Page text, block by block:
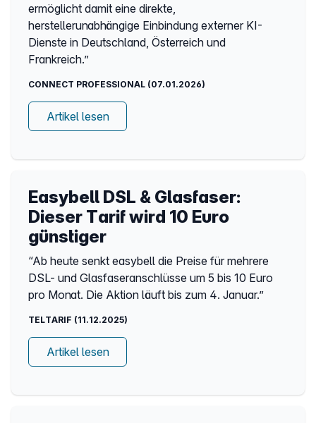
ermöglicht damit eine direkte,
herstellerunabhängige Einbindung externer KI-
Dienste in Deutschland, Österreich und
Frankreich.”
CONNECT PROFESSIONAL (07.01.2026)
Artikel lesen
Easybell DSL & Glasfaser:
Dieser Tarif wird 10 Euro
günstiger
“Ab heute senkt easybell die Preise für mehrere
DSL- und Glasfaseranschlüsse um 5 bis 10 Euro
pro Monat. Die Aktion läuft bis zum 4. Januar.”
TELTARIF (11.12.2025)
Artikel lesen